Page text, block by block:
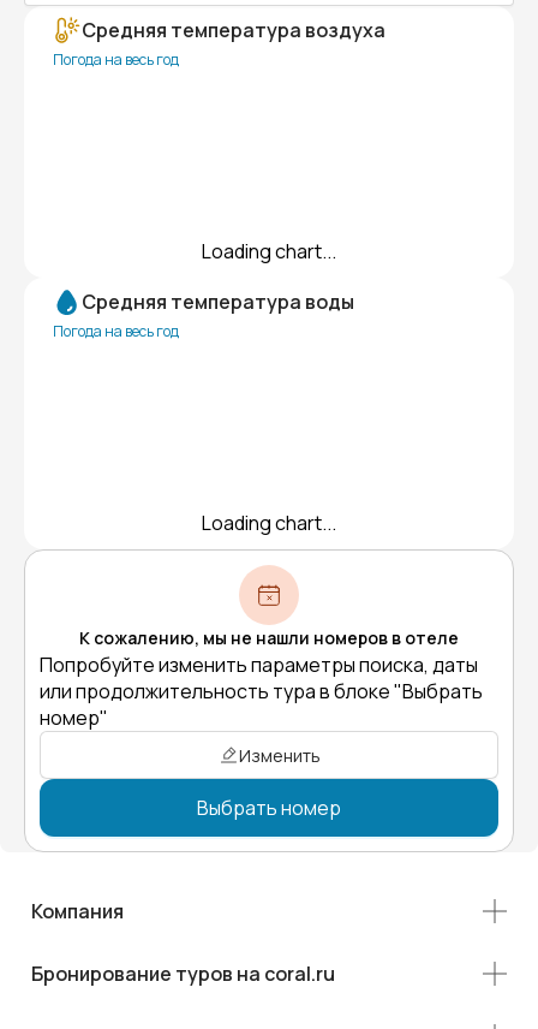
Средняя температура воздуха
Погода на весь год
Loading chart...
Средняя температура воды
Погода на весь год
Loading chart...
К сожалению, мы не нашли номеров в отеле
Попробуйте изменить параметры поиска, даты
или продолжительность тура в блоке "Выбрать
номер"
Изменить
Выбрать номер
Компания
Бронирование туров на coral.ru